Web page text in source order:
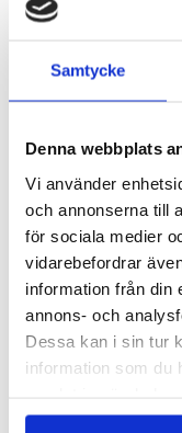
Samtycke
Denna webbplats
Vi använder
och annonserna till
för sociala medier
vidarebefordrar
information från din
annons- och
Dessa kan i sin tur
information som du
Träningstights -
299 kr